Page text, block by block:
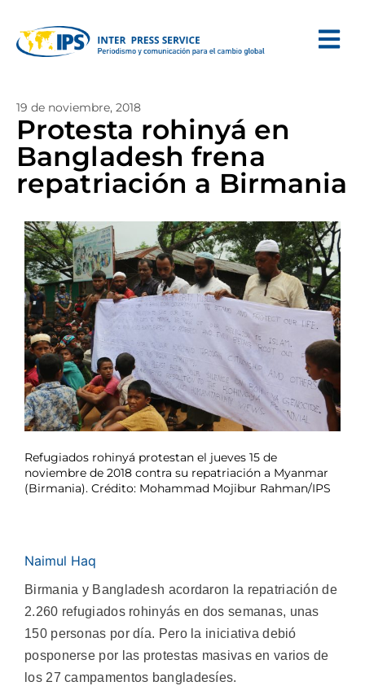
19 de noviembre, 2018
Protesta rohinyá en
Bangladesh frena
repatriación a Birmania
Refugiados rohinyá protestan el jueves 15 de
noviembre de 2018 contra su repatriación a Myanmar
(Birmania). Crédito: Mohammad Mojibur Rahman/IPS
Naimul Haq
Birmania y Bangladesh acordaron la repatriación de
2.260 refugiados rohinyás en dos semanas, unas
150 personas por día. Pero la iniciativa debió
posponerse por las protestas masivas en varios de
los 27 campamentos bangladesíes.